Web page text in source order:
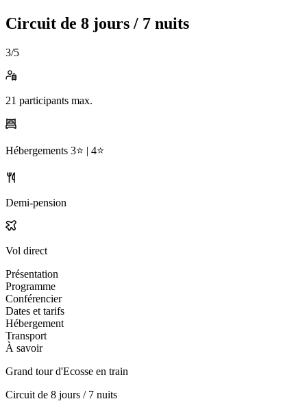
Circuit de 8 jours / 7 nuits
3/5
21 participants max.
Hébergements 3⭐️ | 4⭐️
Demi-pension
Vol direct
Présentation
Programme
Conférencier
Dates et tarifs
Hébergement
Transport
À savoir
Grand tour d'Ecosse en train
Circuit de 8 jours / 7 nuits